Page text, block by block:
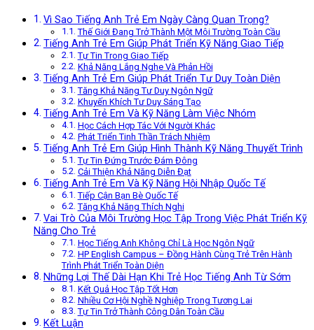
Vì Sao Tiếng Anh Trẻ Em Ngày Càng Quan Trọng?
Thế Giới Đang Trở Thành Một Môi Trường Toàn Cầu
Tiếng Anh Trẻ Em Giúp Phát Triển Kỹ Năng Giao Tiếp
Tự Tin Trong Giao Tiếp
Khả Năng Lắng Nghe Và Phản Hồi
Tiếng Anh Trẻ Em Giúp Phát Triển Tư Duy Toàn Diện
Tăng Khả Năng Tư Duy Ngôn Ngữ
Khuyến Khích Tư Duy Sáng Tạo
Tiếng Anh Trẻ Em Và Kỹ Năng Làm Việc Nhóm
Học Cách Hợp Tác Với Người Khác
Phát Triển Tinh Thần Trách Nhiệm
Tiếng Anh Trẻ Em Giúp Hình Thành Kỹ Năng Thuyết Trình
Tự Tin Đứng Trước Đám Đông
Cải Thiện Khả Năng Diễn Đạt
Tiếng Anh Trẻ Em Và Kỹ Năng Hội Nhập Quốc Tế
Tiếp Cận Bạn Bè Quốc Tế
Tăng Khả Năng Thích Nghi
Vai Trò Của Môi Trường Học Tập Trong Việc Phát Triển Kỹ
Năng Cho Trẻ
Học Tiếng Anh Không Chỉ Là Học Ngôn Ngữ
HP English Campus – Đồng Hành Cùng Trẻ Trên Hành
Trình Phát Triển Toàn Diện
Những Lợi Thế Dài Hạn Khi Trẻ Học Tiếng Anh Từ Sớm
Kết Quả Học Tập Tốt Hơn
Nhiều Cơ Hội Nghề Nghiệp Trong Tương Lai
Tự Tin Trở Thành Công Dân Toàn Cầu
Kết Luận